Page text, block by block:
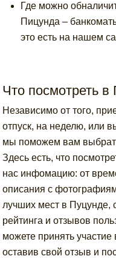
Где можно
Пицунда –
это есть на нашем
Что посмотреть в
Независимо от того,
отпуск, на неделю, или
мы поможем вам
Здесь есть, что
нас инфомацию: от
описания с
лучших мест в Пуцунде,
рейтинга и отзывов
можете принять
оставив свой отзыв и